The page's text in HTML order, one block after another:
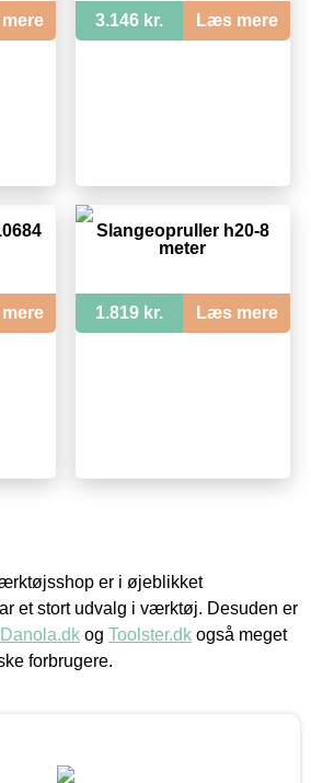
3.146 kr. Læs mere
Slangeopruller h20-8
meter
1.819 kr. Læs mere
er i øjeblikket
et stort udvalg i værktøj. Desuden er
og Toolster.dk også meget
forbrugere.